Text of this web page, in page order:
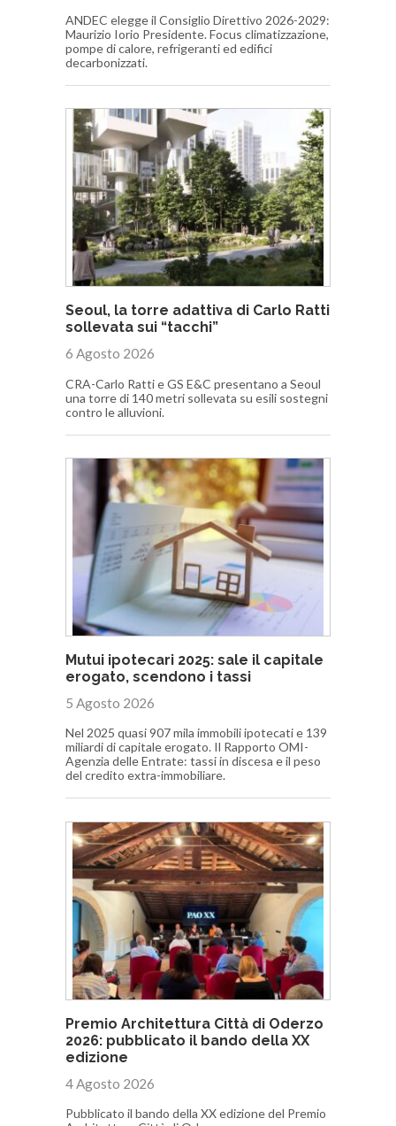
ANDEC elegge il Consiglio Direttivo 2026-2029:
Maurizio Iorio Presidente. Focus climatizzazione,
pompe di calore, refrigeranti ed edifici
decarbonizzati.
Seoul, la torre adattiva di Carlo Ratti
sollevata sui “tacchi”
6 Agosto 2026
CRA-Carlo Ratti e GS E&C presentano a Seoul
una torre di 140 metri sollevata su esili sostegni
contro le alluvioni.
Mutui ipotecari 2025: sale il capitale
erogato, scendono i tassi
5 Agosto 2026
Nel 2025 quasi 907 mila immobili ipotecati e 139
miliardi di capitale erogato. Il Rapporto OMI-
Agenzia delle Entrate: tassi in discesa e il peso
del credito extra-immobiliare.
Premio Architettura Città di Oderzo
2026: pubblicato il bando della XX
edizione
4 Agosto 2026
Pubblicato il bando della XX edizione del Premio